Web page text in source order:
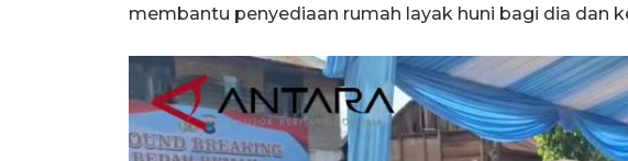
membantu penyediaan rumah layak huni bagi dia dan